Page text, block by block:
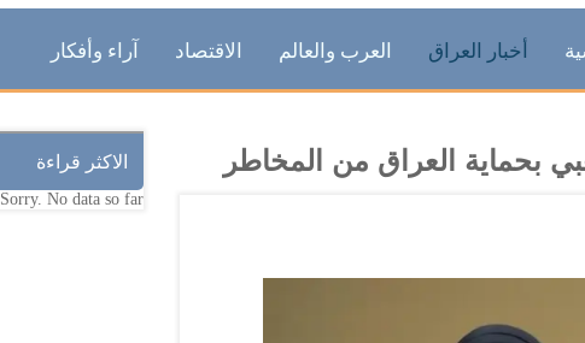
أخبار العراق العرب والعالم الاقتصاد آراء وأفكار
بحماية العراق من المخاطر الاكثر قراءة
Sorry. No data so far.